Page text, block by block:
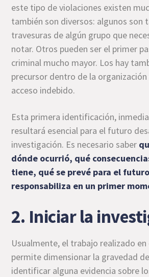
este tipo de violaciones existen
también son diversos: algunos son
travesuras de algún grupo que
notar. Otros pueden ser el primer
criminal mucho mayor. Los hay
precursor dentro de la
acceso indebido.
Esta primera identificación,
resultará esencial para el futuro
investigación. Es necesario saber
dónde ocurrió, qué
tiene, qué se prevé para el
responsabiliza en un primer
2. Iniciar la
Usualmente, el trabajo realizado
permite dimensionar la gravedad
identificar alguna evidencia sobre